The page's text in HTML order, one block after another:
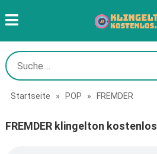
Startseite » POP » FREMDER
FREMDER klingelton kostenlos